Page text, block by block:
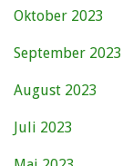
Oktober 2023
September 2023
August 2023
Juli 2023